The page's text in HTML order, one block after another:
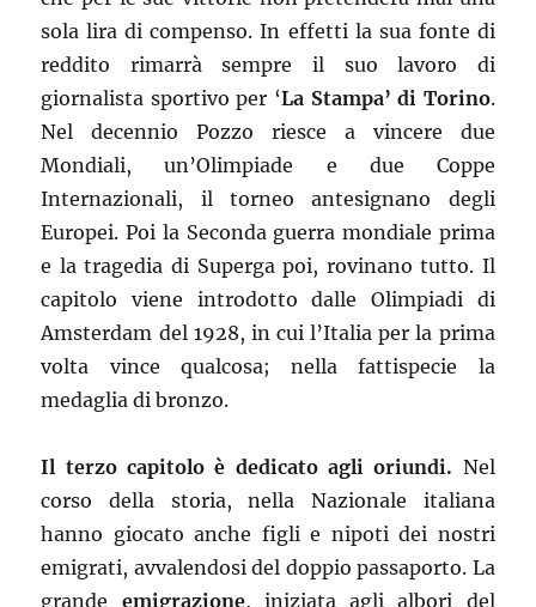
sola lira di compenso. In effetti la sua fonte di
reddito rimarrà sempre il suo lavoro di
giornalista sportivo per ‘La Stampa’ di Torino.
Nel decennio Pozzo riesce a vincere due
Mondiali, un’Olimpiade e due Coppe
Internazionali, il torneo antesignano degli
Europei. Poi la Seconda guerra mondiale prima
e la tragedia di Superga poi, rovinano tutto. Il
capitolo viene introdotto dalle Olimpiadi di
Amsterdam del 1928, in cui l’Italia per la prima
volta vince qualcosa; nella fattispecie la
medaglia di bronzo.
Il terzo capitolo è dedicato agli oriundi. Nel
corso della storia, nella Nazionale italiana
hanno giocato anche figli e nipoti dei nostri
emigrati, avvalendosi del doppio passaporto. La
grande emigrazione, iniziata agli albori del